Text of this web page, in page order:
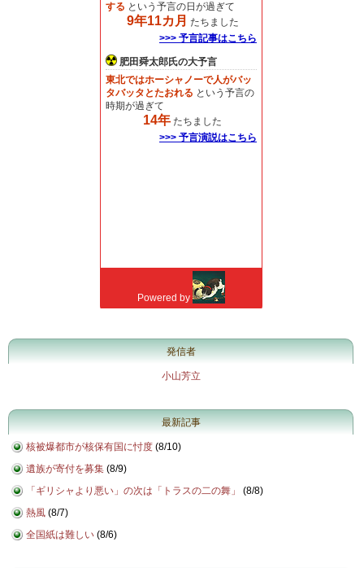
発信者
小山芳立
最新記事
核被爆都市が核保有国に忖度 (8/10)
遺族が寄付を募集 (8/9)
「ギリシャより悪い」の次は「トラスの二の舞」
(8/8)
熱風 (8/7)
全国紙は難しい (8/6)